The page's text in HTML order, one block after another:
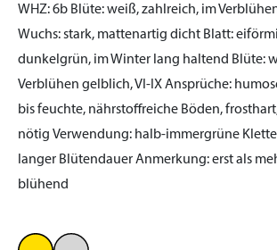
WHZ:6b Blüte:weiß, zahlreich, im
Wuchs:stark, mattenartig dicht Blatt:
dunkelgrün, im Winter lang haltend Blüte:
Verblühen gelblich, VI-IXAnsprüche:
bis feuchte, nährstoffreiche Böden,
nötig Verwendung: halb-immergrüne
langer BlütendauerAnmerkung:erst als
blühend